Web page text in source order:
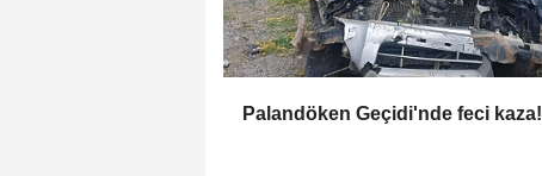
Palandöken Geçidi'nde feci kaza!